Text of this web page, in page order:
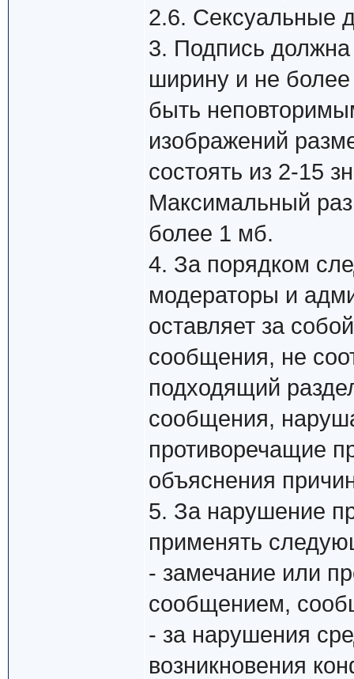
2.6. Сексуальные
3. Подпись
ширину и не
быть
изображений
состоять из 2-15
Максимальный
более 1 мб.
4. За порядком
модераторы и
оставляет за
сообщения, не
подходящий
сообщения,
противоречащие
объяснения
5. За нарушение
применять
- замечание или
сообщением,
- за нарушения
возникновения